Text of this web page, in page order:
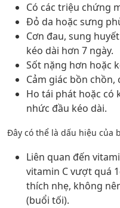
Có các triệu chứng
Đỏ da hoặc sưng
Cơn đau, sung
kéo dài hơn 7 ngày.
Sốt nặng hơn hoặc
Cảm giác bồn
Ho tái phát hoặc có
nhức đầu kéo dài.
Đây có thể là dấu hiệu của
Liên quan đến
vitamin C vượt quá
thích nhẹ, không
(buổi tối).